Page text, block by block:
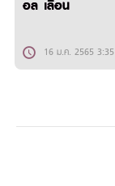
อล เลื่อน
16 ม.ค. 2565